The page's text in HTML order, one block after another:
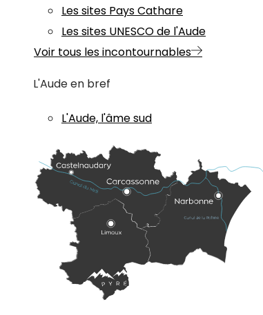
Les sites Pays Cathare
Les sites UNESCO de l'Aude
Voir tous les incontournables
L'Aude en bref
L'Aude, l'âme sud